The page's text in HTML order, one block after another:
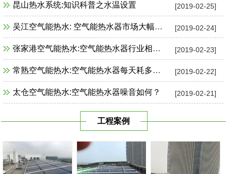
[2019-02-25]
昆山热水系统:知识科普之水温设置
[2019-02-24]
吴江空气能热水: 空气能热水器市场大幅增长
[2019-02-23]
张家港空气能热水:空气能热水器行业相关政策一览
[2019-02-22]
常熟空气能热水:空气能热水器每天耗多少电？
[2019-02-21]
太仓空气能热水:空气能热水器噪音如何？
工程案例